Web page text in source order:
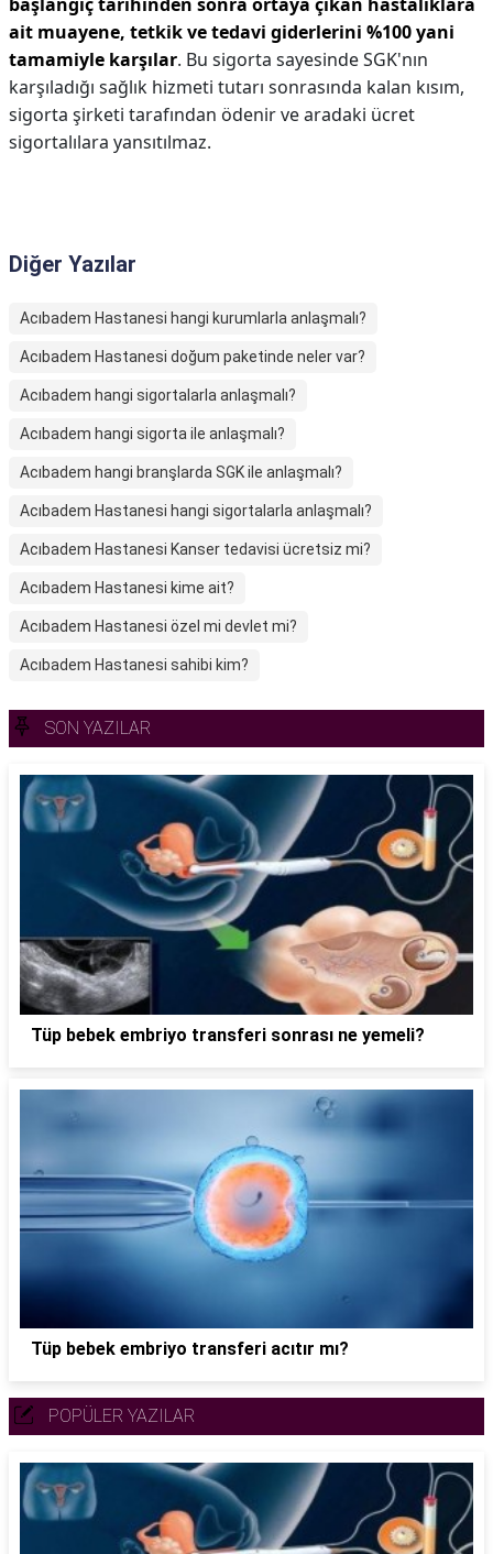
ait muayene, tetkik ve tedavi giderlerini %100 yani
tamamiyle karşılar. Bu sigorta sayesinde SGK'nın
karşıladığı sağlık hizmeti tutarı sonrasında kalan kısım,
sigorta şirketi tarafından ödenir ve aradaki ücret
sigortalılara yansıtılmaz.
Diğer Yazılar
Acıbadem Hastanesi hangi kurumlarla anlaşmalı?
Acıbadem Hastanesi doğum paketinde neler var?
Acıbadem hangi sigortalarla anlaşmalı?
Acıbadem hangi sigorta ile anlaşmalı?
Acıbadem hangi branşlarda SGK ile anlaşmalı?
Acıbadem Hastanesi hangi sigortalarla anlaşmalı?
Acıbadem Hastanesi Kanser tedavisi ücretsiz mi?
Acıbadem Hastanesi kime ait?
Acıbadem Hastanesi özel mi devlet mi?
Acıbadem Hastanesi sahibi kim?
SON YAZILAR
Tüp bebek embriyo transferi sonrası ne yemeli?
Tüp bebek embriyo transferi acıtır mı?
POPÜLER YAZILAR